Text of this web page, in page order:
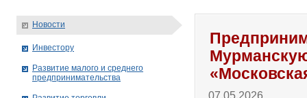
07.05.2026
Новости
Инвестору
Развитие малого и среднего
предпринимательства